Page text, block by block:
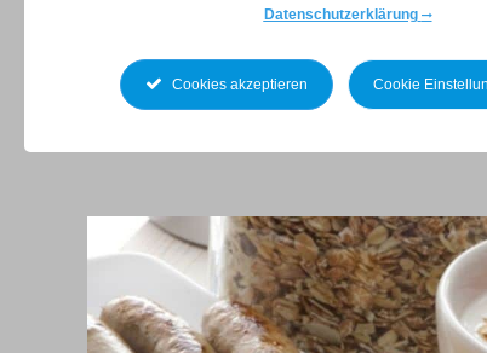
Datenschutzerklärung
Cookies akzeptieren Cookie